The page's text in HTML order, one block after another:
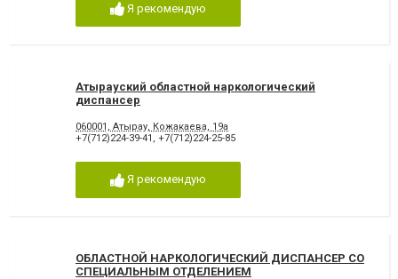
Я рекомендую
Атырауский областной наркологический
диспансер
060001, Атырау, Кожакаева, 19а
+7(712)224-39-41 , +7(712)224-25-85
Я рекомендую
ОБЛАСТНОЙ НАРКОЛОГИЧЕСКИЙ ДИСПАНСЕР СО
СПЕЦИАЛЬНЫМ ОТДЕЛЕНИЕМ